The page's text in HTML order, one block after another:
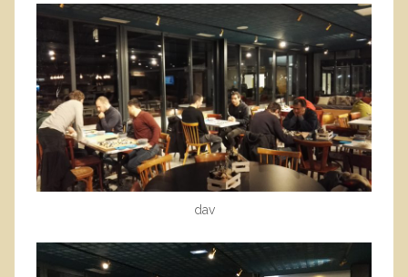
dav